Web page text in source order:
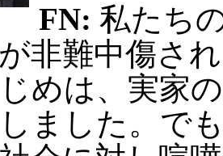
FN: 私たち
非難中傷さ
めは、実家
ました。で